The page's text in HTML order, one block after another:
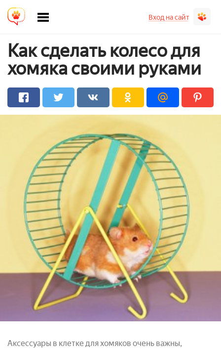
Вход на сайт
Как сделать колесо для
хомяка своими руками
Аксессуары в клетке для хомяков очень важны,